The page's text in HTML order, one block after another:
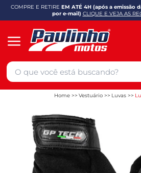
COMPRE E RETIRE EM ATÉ 4H (após a emissão
por e-mail) CLIQUE E VEJA AS
Home Vestuário Luvas